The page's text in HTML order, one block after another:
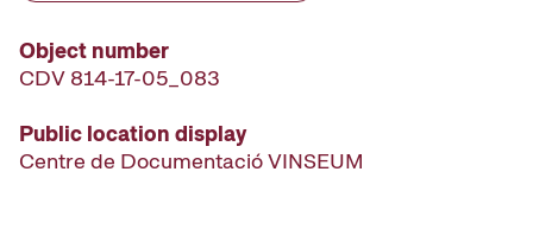
Object number
CDV 814-17-05_083
Public location display
Centre de Documentació VINSEUM